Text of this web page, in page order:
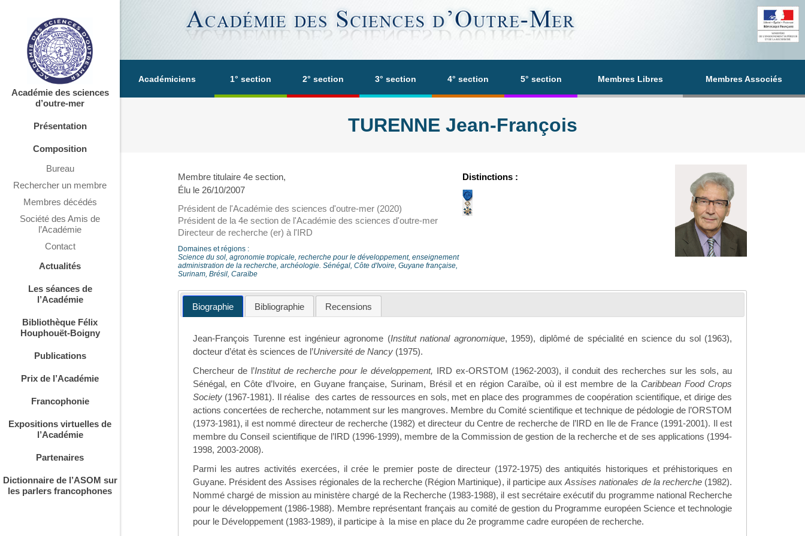
Académiciens 1° section 2° section 3° section 4° section 5° section Membres Libres Membres Associés
Académie des sciences
d’outre-mer
Présentation
Composition
Bureau
Rechercher un membre
Membres décédés
Société des Amis de
l’Académie
Contact
Actualités
Les séances de
l’Académie
Bibliothèque Félix
Houphouët-Boigny
Publications
Prix de l’Académie
Francophonie
Expositions virtuelles de
l’Académie
Partenaires
Dictionnaire de l’ASOM sur
les parlers francophones
TURENNE Jean-François
Membre titulaire 4e section,
Élu le 26/10/2007
Président de l'Académie des sciences d'outre-mer (2020)
Président de la 4e section de l'Académie des sciences d'outre-mer
Directeur de recherche (er) à l'IRD
Domaines et régions :
Science du sol, agronomie tropicale, recherche pour le développement, enseignement
administration de la recherche, archéologie. Sénégal, Côte d'Ivoire, Guyane française,
Surinam, Brésil, Caraïbe
Distinctions :
Biographie Bibliographie Recensions
Jean-François Turenne est ingénieur agronome (Institut national agronomique, 1959), diplômé de spécialité en science du sol (1963),
docteur d’état ès sciences de l’Université de Nancy (1975).
Chercheur de l’Institut de recherche pour le développement, IRD ex-ORSTOM (1962-2003), il conduit des recherches sur les sols, au
Sénégal, en Côte d’Ivoire, en Guyane française, Surinam, Brésil et en région Caraïbe, où il est membre de la Caribbean Food Crops
Society (1967-1981). Il réalise des cartes de ressources en sols, met en place des programmes de coopération scientifique, et dirige des
actions concertées de recherche, notamment sur les mangroves. Membre du Comité scientifique et technique de pédologie de l’ORSTOM
(1973-1981), il est nommé directeur de recherche (1982) et directeur du Centre de recherche de l’IRD en Ile de France (1991-2001). Il est
membre du Conseil scientifique de l’IRD (1996-1999), membre de la Commission de gestion de la recherche et de ses applications (1994-
1998, 2003-2008).
Parmi les autres activités exercées, il crée le premier poste de directeur (1972-1975) des antiquités historiques et préhistoriques en
Guyane. Président des Assises régionales de la recherche (Région Martinique), il participe auxAssises nationales de la recherche(1982).
Nommé chargé de mission au ministère chargé de la Recherche (1983-1988), il est secrétaire exécutif du programme national Recherche
pour le développement (1986-1988). Membre représentant français au comité de gestion du Programme européen Science et technologie
pour le Développement (1983-1989), il participe à la mise en place du 2e programme cadre européen de recherche.